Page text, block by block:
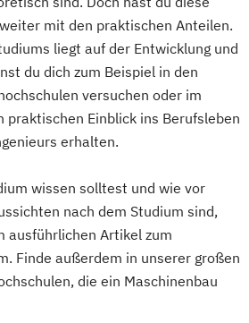
Interaktion
Zertifizierung
in der
Sports Technology
and Regenerative
Management
Web-Development
mit den praktischen Anteilen.
liegt auf der Entwicklung und
du dich zum Beispiel in den
versuchen oder im
praktischen Einblick ins Berufsleben
erhalten.
wissen solltest und wie vor
nach dem Studium sind,
ausführlichen Artikel zum
Finde außerdem in unserer großen
die ein Maschinenbau